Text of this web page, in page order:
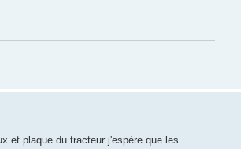
et plaque du tracteur j'espère que les